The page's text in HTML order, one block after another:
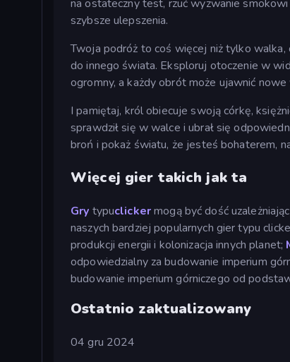
na ostateczny test, rzuć wyzwanie
szybsze ulepszenia.
Twoja podróż to coś więcej niż tylko
do innego świata. Eksploruj otoczenie w
ogromny, a każdy obrót może ujawnić
I pamiętaj, król obiecuje swoją córkę,
sprawdził się w walce i ubrał się
broń i pokaż światu, że jesteś bohaterem,
Więcej gier takich jak ta
Gry typuclickermogą być dość
naszych bardziej popularnych gier typu
produkcji energii i kolonizacja innych planet;
odpowiedzialny za budowanie imperium
budowanie imperium górniczego od
Ostatnio zaktualizowany
04 gru 2024